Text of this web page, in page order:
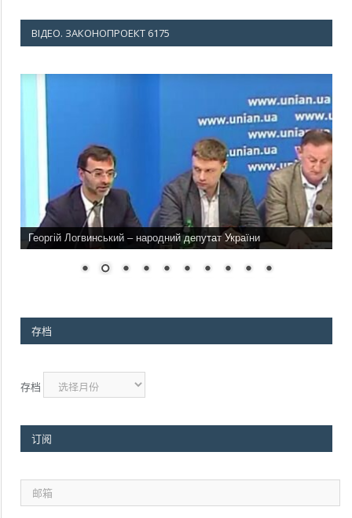
ВІДЕО. ЗАКОНОПРОЕКТ 6175
Георгій Логвинський – народний депутат України
存档
存档
订阅